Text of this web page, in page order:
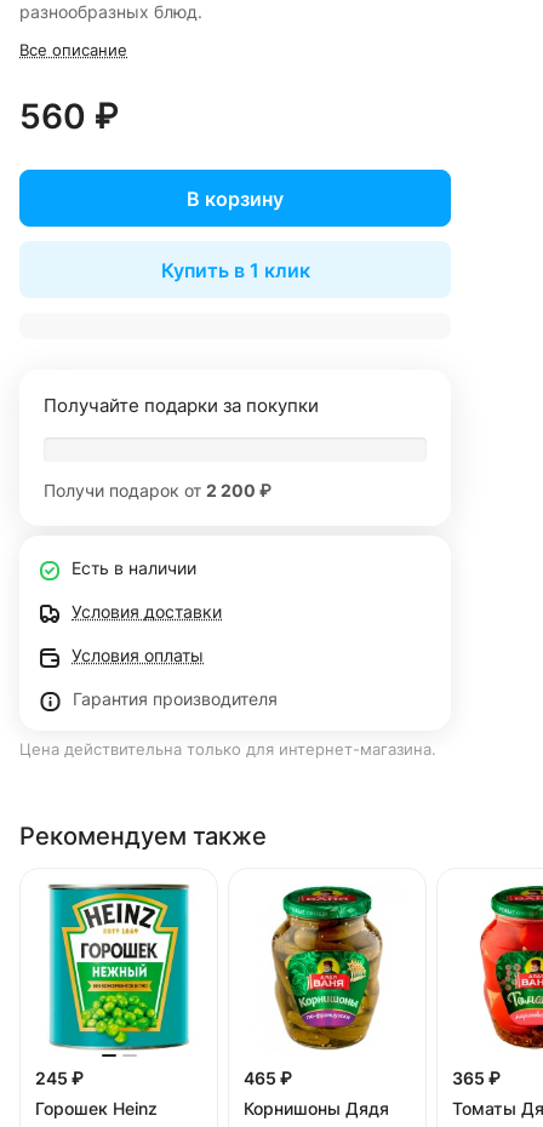
разнообразных блюд.
Все описание
560 ₽
В корзину
Купить в 1 клик
Получайте подарки за покупки
Получи подарок от 2 200 ₽
Есть в наличии
Условия доставки
Условия оплаты
Гарантия производителя
Цена действительна только для интернет-магазина.
Рекомендуем также
245 ₽
Горошек Heinz
465 ₽
Корнишоны Дядя
365 ₽
Томаты